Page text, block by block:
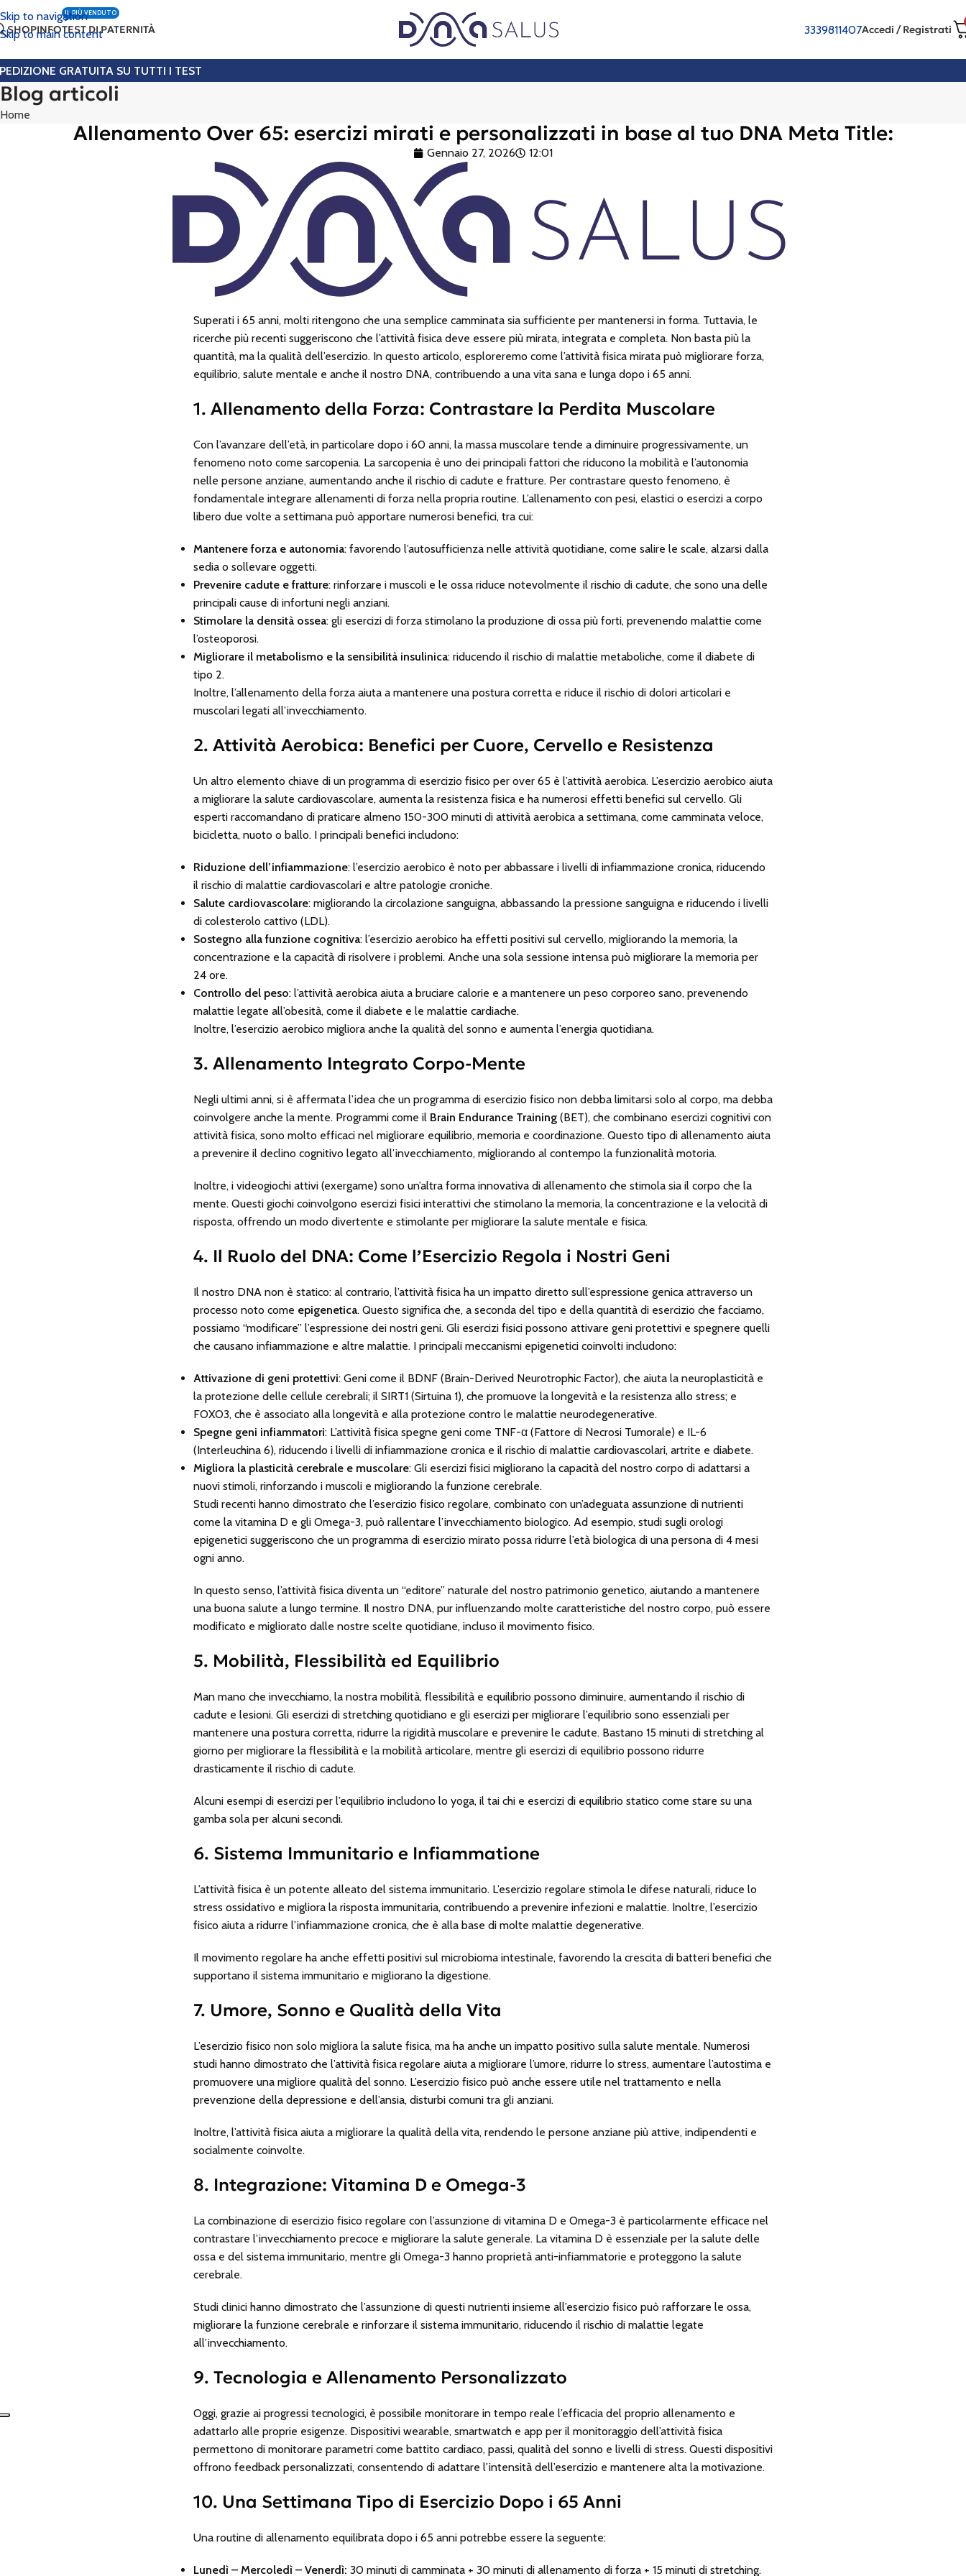
Skip to navigation
Skip to main content
SHOPINFOTEST DI PATERNITÀ
IL PIÙ VENDUTO
3339811407Accedi / Registrati
GRATUITA SU TUTTI I TEST
Blog articoli
Home
Allenamento Over 65: esercizi mirati e personalizzati in base al tuo DNA Meta Title:
Gennaio 27, 2026 12:01
Superati i 65 anni, molti ritengono che una semplice camminata sia sufficiente per mantenersi in forma. Tuttavia, le
ricerche più recenti suggeriscono che l’attività fisica deve essere più mirata, integrata e completa. Non basta più la
quantità, ma la qualità dell’esercizio. In questo articolo, esploreremo come l’attività fisica mirata può migliorare forza,
equilibrio, salute mentale e anche il nostro DNA, contribuendo a una vita sana e lunga dopo i 65 anni.
1. Allenamento della Forza: Contrastare la Perdita Muscolare
Con l’avanzare dell’età, in particolare dopo i 60 anni, la massa muscolare tende a diminuire progressivamente, un
fenomeno noto come sarcopenia. La sarcopenia è uno dei principali fattori che riducono la mobilità e l’autonomia
nelle persone anziane, aumentando anche il rischio di cadute e fratture. Per contrastare questo fenomeno, è
fondamentale integrare allenamenti di forza nella propria routine. L’allenamento con pesi, elastici o esercizi a corpo
libero due volte a settimana può apportare numerosi benefici, tra cui:
Mantenere forza e autonomia: favorendo l’autosufficienza nelle attività quotidiane, come salire le scale, alzarsi dalla
sedia o sollevare oggetti.
Prevenire cadute e fratture: rinforzare i muscoli e le ossa riduce notevolmente il rischio di cadute, che sono una delle
principali cause di infortuni negli anziani.
Stimolare la densità ossea: gli esercizi di forza stimolano la produzione di ossa più forti, prevenendo malattie come
l’osteoporosi.
Migliorare il metabolismo e la sensibilità insulinica: riducendo il rischio di malattie metaboliche, come il diabete di
tipo 2.
Inoltre, l’allenamento della forza aiuta a mantenere una postura corretta e riduce il rischio di dolori articolari e
muscolari legati all’invecchiamento.
2. Attività Aerobica: Benefici per Cuore, Cervello e Resistenza
Un altro elemento chiave di un programma di esercizio fisico per over 65 è l’attività aerobica. L’esercizio aerobico aiuta
a migliorare la salute cardiovascolare, aumenta la resistenza fisica e ha numerosi effetti benefici sul cervello. Gli
esperti raccomandano di praticare almeno 150-300 minuti di attività aerobica a settimana, come camminata veloce,
bicicletta, nuoto o ballo. I principali benefici includono:
Riduzione dell’infiammazione: l’esercizio aerobico è noto per abbassare i livelli di infiammazione cronica, riducendo
il rischio di malattie cardiovascolari e altre patologie croniche.
Salute cardiovascolare: migliorando la circolazione sanguigna, abbassando la pressione sanguigna e riducendo i livelli
di colesterolo cattivo (LDL).
Sostegno alla funzione cognitiva: l’esercizio aerobico ha effetti positivi sul cervello, migliorando la memoria, la
concentrazione e la capacità di risolvere i problemi. Anche una sola sessione intensa può migliorare la memoria per
24 ore.
Controllo del peso: l’attività aerobica aiuta a bruciare calorie e a mantenere un peso corporeo sano, prevenendo
malattie legate all’obesità, come il diabete e le malattie cardiache.
Inoltre, l’esercizio aerobico migliora anche la qualità del sonno e aumenta l’energia quotidiana.
3. Allenamento Integrato Corpo-Mente
Negli ultimi anni, si è affermata l’idea che un programma di esercizio fisico non debba limitarsi solo al corpo, ma debba
coinvolgere anche la mente. Programmi come il Brain Endurance Training(BET), che combinano esercizi cognitivi con
attività fisica, sono molto efficaci nel migliorare equilibrio, memoria e coordinazione. Questo tipo di allenamento aiuta
a prevenire il declino cognitivo legato all’invecchiamento, migliorando al contempo la funzionalità motoria.
Inoltre, i videogiochi attivi (exergame) sono un’altra forma innovativa di allenamento che stimola sia il corpo che la
mente. Questi giochi coinvolgono esercizi fisici interattivi che stimolano la memoria, la concentrazione e la velocità di
risposta, offrendo un modo divertente e stimolante per migliorare la salute mentale e fisica.
4. Il Ruolo del DNA: Come l’Esercizio Regola i Nostri Geni
Il nostro DNA non è statico: al contrario, l’attività fisica ha un impatto diretto sull’espressione genica attraverso un
processo noto come epigenetica. Questo significa che, a seconda del tipo e della quantità di esercizio che facciamo,
possiamo “modificare” l’espressione dei nostri geni. Gli esercizi fisici possono attivare geni protettivi e spegnere quelli
che causano infiammazione e altre malattie. I principali meccanismi epigenetici coinvolti includono:
Attivazione di geni protettivi: Geni come il BDNF (Brain-Derived Neurotrophic Factor), che aiuta la neuroplasticità e
la protezione delle cellule cerebrali; il SIRT1 (Sirtuina 1), che promuove la longevità e la resistenza allo stress; e
FOXO3, che è associato alla longevità e alla protezione contro le malattie neurodegenerative.
Spegne geni infiammatori: L’attività fisica spegne geni come TNF-α (Fattore di Necrosi Tumorale) e IL-6
(Interleuchina 6), riducendo i livelli di infiammazione cronica e il rischio di malattie cardiovascolari, artrite e diabete.
Migliora la plasticità cerebrale e muscolare: Gli esercizi fisici migliorano la capacità del nostro corpo di adattarsi a
nuovi stimoli, rinforzando i muscoli e migliorando la funzione cerebrale.
Studi recenti hanno dimostrato che l’esercizio fisico regolare, combinato con un’adeguata assunzione di nutrienti
come la vitamina D e gli Omega-3, può rallentare l’invecchiamento biologico. Ad esempio, studi sugli orologi
epigenetici suggeriscono che un programma di esercizio mirato possa ridurre l’età biologica di una persona di 4 mesi
ogni anno.
In questo senso, l’attività fisica diventa un “editore” naturale del nostro patrimonio genetico, aiutando a mantenere
una buona salute a lungo termine. Il nostro DNA, pur influenzando molte caratteristiche del nostro corpo, può essere
modificato e migliorato dalle nostre scelte quotidiane, incluso il movimento fisico.
5. Mobilità, Flessibilità ed Equilibrio
Man mano che invecchiamo, la nostra mobilità, flessibilità e equilibrio possono diminuire, aumentando il rischio di
cadute e lesioni. Gli esercizi di stretching quotidiano e gli esercizi per migliorare l’equilibrio sono essenziali per
mantenere una postura corretta, ridurre la rigidità muscolare e prevenire le cadute. Bastano 15 minuti di stretching al
giorno per migliorare la flessibilità e la mobilità articolare, mentre gli esercizi di equilibrio possono ridurre
drasticamente il rischio di cadute.
Alcuni esempi di esercizi per l’equilibrio includono lo yoga, il tai chi e esercizi di equilibrio statico come stare su una
gamba sola per alcuni secondi.
6. Sistema Immunitario e Infiammatione
L’attività fisica è un potente alleato del sistema immunitario. L’esercizio regolare stimola le difese naturali, riduce lo
stress ossidativo e migliora la risposta immunitaria, contribuendo a prevenire infezioni e malattie. Inoltre, l’esercizio
fisico aiuta a ridurre l’infiammazione cronica, che è alla base di molte malattie degenerative.
Il movimento regolare ha anche effetti positivi sul microbioma intestinale, favorendo la crescita di batteri benefici che
supportano il sistema immunitario e migliorano la digestione.
7. Umore, Sonno e Qualità della Vita
L’esercizio fisico non solo migliora la salute fisica, ma ha anche un impatto positivo sulla salute mentale. Numerosi
studi hanno dimostrato che l’attività fisica regolare aiuta a migliorare l’umore, ridurre lo stress, aumentare l’autostima e
promuovere una migliore qualità del sonno. L’esercizio fisico può anche essere utile nel trattamento e nella
prevenzione della depressione e dell’ansia, disturbi comuni tra gli anziani.
Inoltre, l’attività fisica aiuta a migliorare la qualità della vita, rendendo le persone anziane più attive, indipendenti e
socialmente coinvolte.
8. Integrazione: Vitamina D e Omega-3
La combinazione di esercizio fisico regolare con l’assunzione di vitamina D e Omega-3 è particolarmente efficace nel
contrastare l’invecchiamento precoce e migliorare la salute generale. La vitamina D è essenziale per la salute delle
ossa e del sistema immunitario, mentre gli Omega-3 hanno proprietà anti-infiammatorie e proteggono la salute
cerebrale.
Studi clinici hanno dimostrato che l’assunzione di questi nutrienti insieme all’esercizio fisico può rafforzare le ossa,
migliorare la funzione cerebrale e rinforzare il sistema immunitario, riducendo il rischio di malattie legate
all’invecchiamento.
9. Tecnologia e Allenamento Personalizzato
Oggi, grazie ai progressi tecnologici, è possibile monitorare in tempo reale l’efficacia del proprio allenamento e
adattarlo alle proprie esigenze. Dispositivi wearable, smartwatch e app per il monitoraggio dell’attività fisica
permettono di monitorare parametri come battito cardiaco, passi, qualità del sonno e livelli di stress. Questi dispositivi
offrono feedback personalizzati, consentendo di adattare l’intensità dell’esercizio e mantenere alta la motivazione.
10. Una Settimana Tipo di Esercizio Dopo i 65 Anni
Una routine di allenamento equilibrata dopo i 65 anni potrebbe essere la seguente:
Lunedì – Mercoledì – Venerdì: 30 minuti di camminata + 30 minuti di allenamento di forza + 15 minuti di stretching.